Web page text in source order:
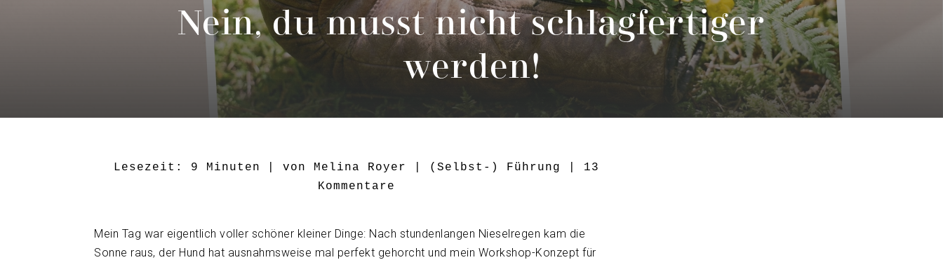
Nein, du musst nicht schlagfertiger
werden!
Lesezeit: 9 Minuten | von Melina Royer (Selbst-) Führung
13
Kommentare
Mein Tag war eigentlich voller schöner kleiner Dinge: Nach stundenlangen Nieselregen kam die
Sonne raus, der Hund hat ausnahmsweise mal perfekt gehorcht und mein Workshop-Konzept für